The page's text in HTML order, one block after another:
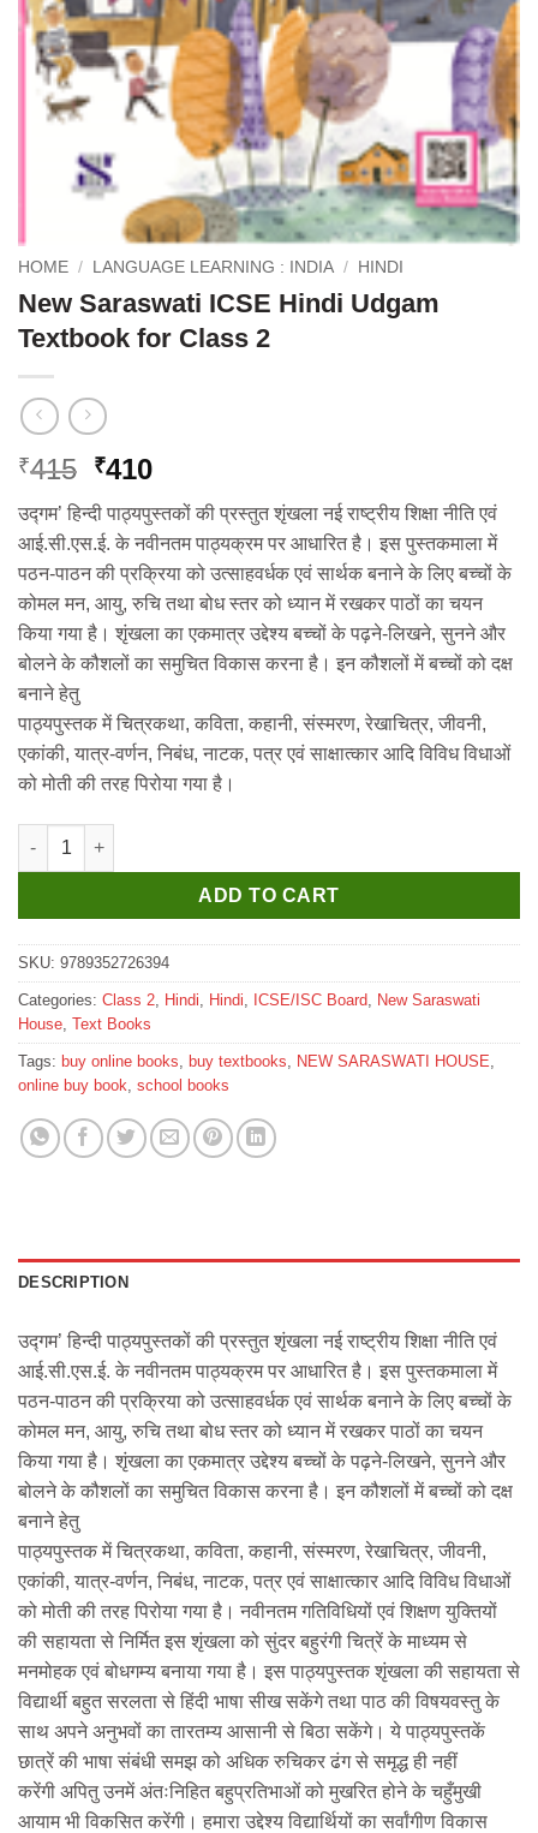
HOME / LANGUAGE LEARNING : INDIA / HINDI
New Saraswati ICSE Hindi Udgam
Textbook for Class 2
₹415 Original
price
was:
₹415.
₹410Current
price
is:
₹410.
उद्गम’ हिन्दी पाठ्यपुस्तकों की प्रस्तुत शृंखला नई राष्ट्रीय शिक्षा नीति एवं
आई.सी.एस.ई. के नवीनतम पाठ्यक्रम पर आधारित है। इस पुस्तकमाला में
पठन-पाठन की प्रक्रिया को उत्साहवर्धक एवं सार्थक बनाने के लिए बच्चों के
कोमल मन, आयु, रुचि तथा बोध स्तर को ध्यान में रखकर पाठों का चयन
किया गया है। शृंखला का एकमात्र उद्देश्य बच्चों के पढ़ने-लिखने, सुनने और
बोलने के कौशलों का समुचित विकास करना है। इन कौशलों में बच्चों को दक्ष
बनाने हेतु
पाठ्यपुस्तक में चित्रकथा, कविता, कहानी, संस्मरण, रेखाचित्र, जीवनी,
एकांकी, यात्र-वर्णन, निबंध, नाटक, पत्र एवं साक्षात्कार आदि विविध विधाओं
को मोती की तरह पिरोया गया है।
New Saraswati ICSE Hindi Udgam Textbook for Class 2 quantity
ADD TO CART
SKU: 9789352726394
Categories: Class 2 Hindi Hindi ICSE/ISC Board New Saraswati
House Text Books
Tags: buy online books buy textbooks NEW SARASWATI HOUSE
online buy book school books
DESCRIPTION
उद्गम’ हिन्दी पाठ्यपुस्तकों की प्रस्तुत शृंखला नई राष्ट्रीय शिक्षा नीति एवं
आई.सी.एस.ई. के नवीनतम पाठ्यक्रम पर आधारित है। इस पुस्तकमाला में
पठन-पाठन की प्रक्रिया को उत्साहवर्धक एवं सार्थक बनाने के लिए बच्चों के
कोमल मन, आयु, रुचि तथा बोध स्तर को ध्यान में रखकर पाठों का चयन
किया गया है। शृंखला का एकमात्र उद्देश्य बच्चों के पढ़ने-लिखने, सुनने और
बोलने के कौशलों का समुचित विकास करना है। इन कौशलों में बच्चों को दक्ष
बनाने हेतु
पाठ्यपुस्तक में चित्रकथा, कविता, कहानी, संस्मरण, रेखाचित्र, जीवनी,
एकांकी, यात्र-वर्णन, निबंध, नाटक, पत्र एवं साक्षात्कार आदि विविध विधाओं
को मोती की तरह पिरोया गया है। नवीनतम गतिविधियों एवं शिक्षण युक्तियों
की सहायता से निर्मित इस शृंखला को सुंदर बहुरंगी चित्रें के माध्यम से
मनमोहक एवं बोधगम्य बनाया गया है। इस पाठ्यपुस्तक शृंखला की सहायता से
विद्यार्थी बहुत सरलता से हिंदी भाषा सीख सकेंगे तथा पाठ की विषयवस्तु के
साथ अपने अनुभवों का तारतम्य आसानी से बिठा सकेंगे। ये पाठ्यपुस्तकें
छात्रें की भाषा संबंधी समझ को अधिक रुचिकर ढंग से समृद्ध ही नहीं
करेंगी अपितु उनमें अंतःनिहित बहुप्रतिभाओं को मुखरित होने के चहुँमुखी
आयाम भी विकसित करेंगी। हमारा उद्देश्य विद्यार्थियों का सर्वांगीण विकास